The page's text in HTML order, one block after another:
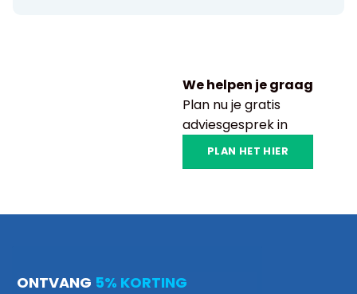
We helpen je graag
Plan nu je gratis
adviesgesprek in
PLAN HET HIER
ONTVANG 5% KORTING